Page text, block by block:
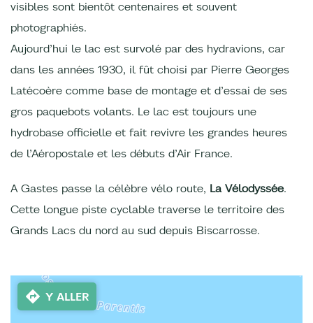
visibles sont bientôt centenaires et souvent
photographiés.
Aujourd’hui le lac est survolé par des hydravions, car
dans les années 1930, il fût choisi par Pierre Georges
Latécoère comme base de montage et d’essai de ses
gros paquebots volants. Le lac est toujours une
hydrobase officielle et fait revivre les grandes heures
de l’Aéropostale et les débuts d’Air France.
A Gastes passe la célèbre vélo route, La Vélodyssée.
Cette longue piste cyclable traverse le territoire des
Grands Lacs du nord au sud depuis Biscarrosse.
Y ALLER